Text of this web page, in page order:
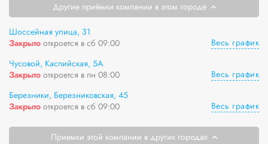
Другие приёмки компании в этом городе
Шоссейная улица, 31
Закрыто откроется в сб 09:00
Весь график
Чусовой, Каспийская, 5А
Закрыто откроется в пн 08:00
Весь график
Березники, Березниковская, 45
Закрыто откроется в сб 09:00 Весь график
Приемки этой компании в других городах